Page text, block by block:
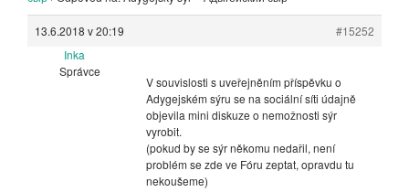
13.6.2018 v 20:19
#15252
Inka
Správce
V souvislosti s uveřejněním příspěvku o
Adygejském sýru se na sociální síti údajně
objevila mini diskuze o nemožnosti sýr
vyrobit.
(pokud by se sýr někomu nedařil, není
problém se zde ve Fóru zeptat, opravdu tu
nekoušeme)